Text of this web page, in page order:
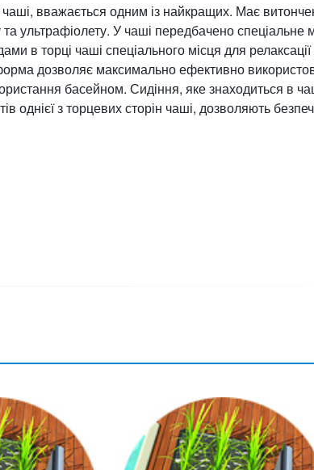
вважається одним із найкращих. Має
ультрафіолету. У чаші передбачено спеціальне
в торці чаші спеціального місця для
дозволяє максимально ефективно
басейном. Сидіння, яке знаходиться в
однієї з торцевих сторін чаші, дозволяють